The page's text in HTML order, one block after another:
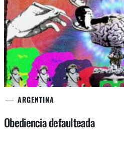
ARGENTINA
Obediencia defaulteada